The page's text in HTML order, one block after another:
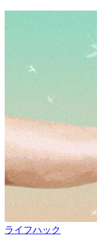
ライフハック